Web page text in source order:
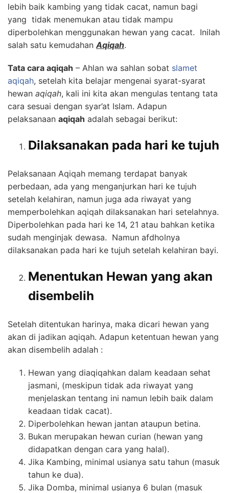
lebih baik kambing yang tidak cacat, namun bagi
yang tidak menemukan atau tidak mampu
diperbolehkan menggunakan hewan yang cacat. Inilah
salah satu kemudahan Aqiqah.
Tata cara aqiqah – Ahlan wa sahlan sobat slamet
aqiqah, setelah kita belajar mengenai syarat-syarat
hewan aqiqah, kali ini kita akan mengulas tentang tata
cara sesuai dengan syar’at Islam. Adapun
pelaksanaan aqiqah adalah sebagai berikut:
Dilaksanakan pada hari ke tujuh
Pelaksanaan Aqiqah memang terdapat banyak
perbedaan, ada yang menganjurkan hari ke tujuh
setelah kelahiran, namun juga ada riwayat yang
memperbolehkan aqiqah dilaksanakan hari setelahnya.
Diperbolehkan pada hari ke 14, 21 atau bahkan ketika
sudah menginjak dewasa. Namun afdholnya
dilaksanakan pada hari ke tujuh setelah kelahiran bayi.
Menentukan Hewan yang akan
disembelih
Setelah ditentukan harinya, maka dicari hewan yang
akan di jadikan aqiqah. Adapun ketentuan hewan yang
akan disembelih adalah :
Hewan yang diaqiqahkan dalam keadaan sehat
jasmani, (meskipun tidak ada riwayat yang
menjelaskan tentang ini namun lebih baik dalam
keadaan tidak cacat).
Diperbolehkan hewan jantan ataupun betina.
Bukan merupakan hewan curian (hewan yang
didapatkan dengan cara yang halal).
Jika Kambing, minimal usianya satu tahun (masuk
tahun ke dua).
Jika Domba, minimal usianya 6 bulan (masuk